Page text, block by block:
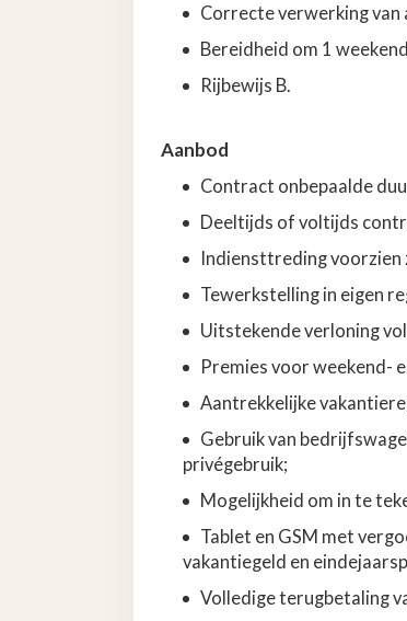
Correcte verwerking
Bereidheid om 1
Rijbewijs B.
Aanbod
Contract onbepaalde
Deeltijds of voltijds
Indiensttreding voorzien
Tewerkstelling in eigen
Uitstekende verloning
Premies voor weekend-
Aantrekkelijke
Gebruik van
privégebruik;
Mogelijkheid om in te
Tablet en GSM met
vakantiegeld en
Volledige terugbetaling